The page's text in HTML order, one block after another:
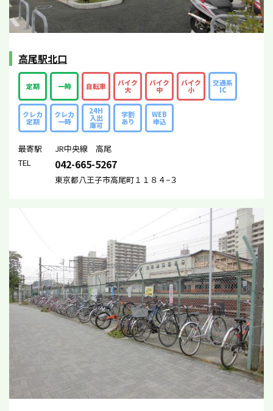
高尾駅北口
定期 一時 自転車 バイク
大
バイク
中
バイク
小
交通系
IC
クレカ
定期
クレカ
一時
24H
入出
庫可
学割
あり
WEB
申込
最寄駅
JR中央線 高尾
TEL
042-665-5267
東京都八王子市高尾町１１８４−３